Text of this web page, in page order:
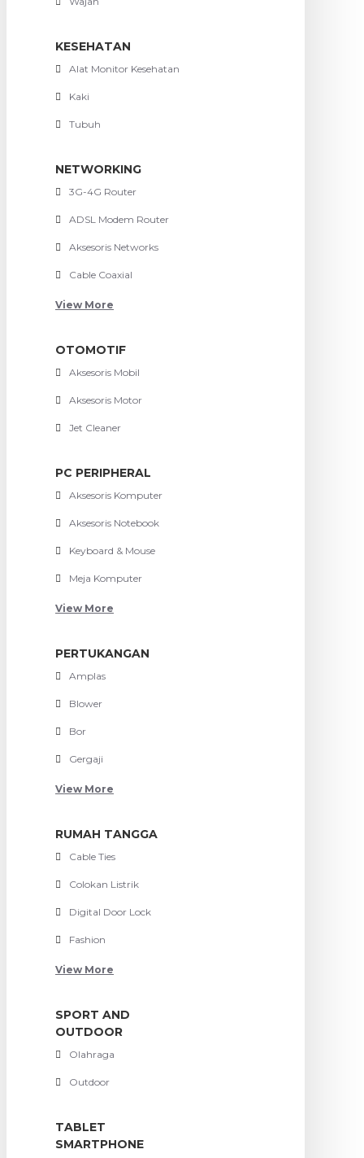
KESEHATAN
Alat Monitor Kesehatan
Kaki
Tubuh
NETWORKING
3G-4G Router
ADSL Modem Router
Aksesoris Networks
Cable Coaxial
View More
OTOMOTIF
Aksesoris Mobil
Aksesoris Motor
Jet Cleaner
PC PERIPHERAL
Aksesoris Komputer
Aksesoris Notebook
Keyboard & Mouse
Meja Komputer
View More
PERTUKANGAN
Amplas
Blower
Bor
Gergaji
View More
RUMAH TANGGA
Cable Ties
Colokan Listrik
Digital Door Lock
Fashion
View More
SPORT AND
OUTDOOR
Olahraga
Outdoor
TABLET
SMARTPHONE